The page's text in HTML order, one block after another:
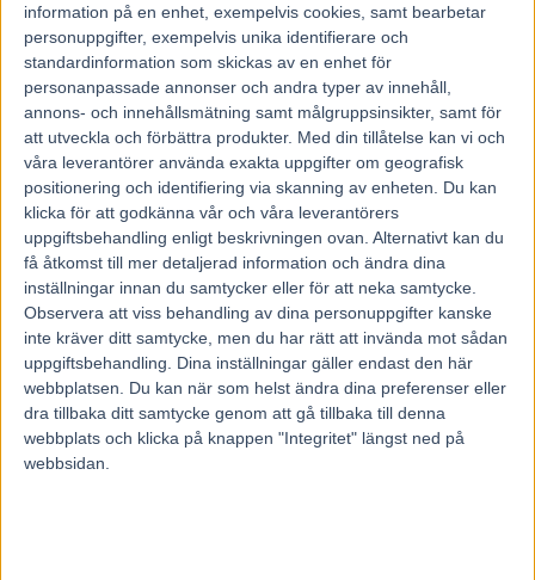
information på en enhet, exempelvis cookies, samt bearbetar
personuppgifter, exempelvis unika identifierare och
standardinformation som skickas av en enhet för
personanpassade annonser och andra typer av innehåll,
annons- och innehållsmätning samt målgruppsinsikter, samt för
att utveckla och förbättra produkter. Med din tillåtelse kan vi och
våra leverantörer använda exakta uppgifter om geografisk
positionering och identifiering via skanning av enheten. Du kan
klicka för att godkänna vår och våra leverantörers
uppgiftsbehandling enligt beskrivningen ovan. Alternativt kan du
få åtkomst till mer detaljerad information och ändra dina
inställningar innan du samtycker eller för att neka samtycke.
Observera att viss behandling av dina personuppgifter kanske
inte kräver ditt samtycke, men du har rätt att invända mot sådan
uppgiftsbehandling. Dina inställningar gäller endast den här
webbplatsen. Du kan när som helst ändra dina preferenser eller
dra tillbaka ditt samtycke genom att gå tillbaka till denna
webbplats och klicka på knappen "Integritet" längst ned på
webbsidan.
15 februari, 2012
266
Fårbonde, hunduppfödare och travtränare.
Michael Sandström älskar djur – och jobbar jämt…
– Tiden är min största fiende, säger Mantorpamatören som har stora
förhoppningar på Vendi inför onsdagens V86.
Michael Sandström håller till på sin gård utanför Norrköping. 38-
åringen är lantbrukare till yrket vilket tar upp mycket av tiden. Trots
att dygnets 24 timmar knappt räcker till har han tio tävlingshästar
som han tränar på hobbynivå.
– Tiden är min största fiende. Jag har faktiskt inte riktigt någon koll
på hur jag klarar av att hålla ordning på allt, men på något sätt så
fungerar det. Jag försöker att träna hästarna var tredje dag och då blir
det också i relativt tuffa tempon.
Rakbanan används flitigt och hästarna verkar trivas med det
upplägget.
– Det blir många sena kvällar för att få tiden att räcka men det är det
värt. Tävlingsmomentet ger en ordentlig kick vilket gör att man står